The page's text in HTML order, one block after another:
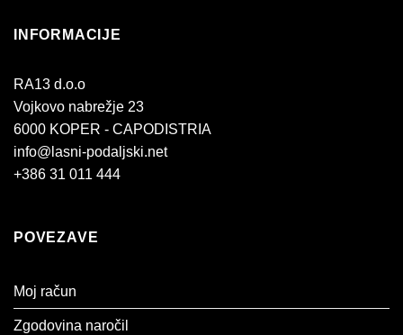
INFORMACIJE
RA13 d.o.o
Vojkovo nabrežje 23
6000 KOPER - CAPODISTRIA
info@lasni-podaljski.net
+386 31 011 444
POVEZAVE
Moj račun
Zgodovina naročil